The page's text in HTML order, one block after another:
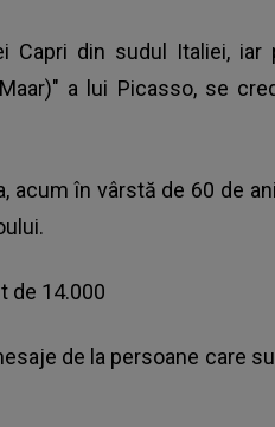
din sudul Italiei, iar
a lui Picasso, se
acum în vârstă de 60 de
de 14.000
de la persoane care